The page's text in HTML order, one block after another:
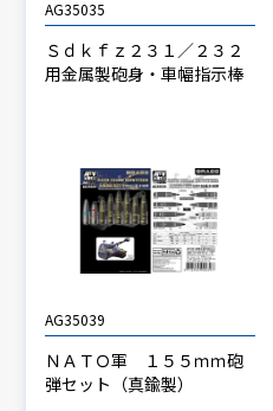
AG35035
Ｓｄｋｆｚ２３１／２３２
用金属製砲身・車幅指示棒
AG35039
ＮＡＴＯ軍 １５５ｍｍ砲
弾セット（真鍮製）